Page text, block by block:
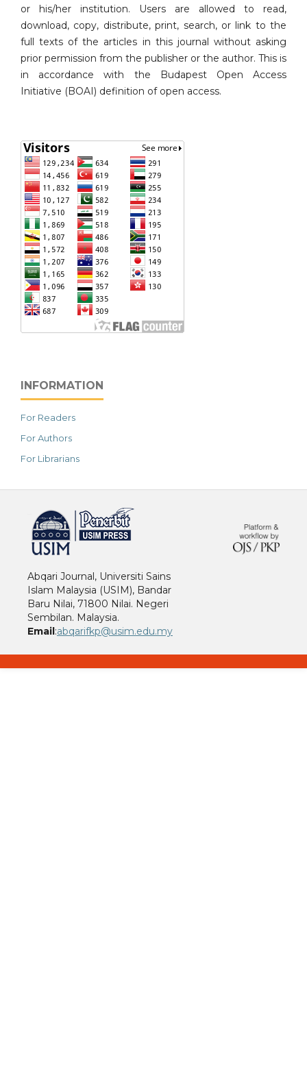
or his/her institution. Users are allowed to read,
download, copy, distribute, print, search, or link to the
full texts of the articles in this journal without asking
prior permission from the publisher or the author. This is
in accordance with the Budapest Open Access
Initiative (BOAI) definition of open access.
INFORMATION
For Readers
For Authors
For Librarians
Abqari Journal, Universiti Sains
Islam Malaysia (USIM), Bandar
Baru Nilai, 71800 Nilai. Negeri
Sembilan. Malaysia.
Email:abqarifkp@usim.edu.my